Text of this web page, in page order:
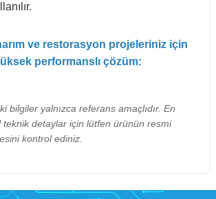
ve restorasyon projeleriniz için
performanslı çözüm:
bilgiler yalnızca referans amaçlıdır. En
detaylar için lütfen ürünün resmi
kontrol ediniz.